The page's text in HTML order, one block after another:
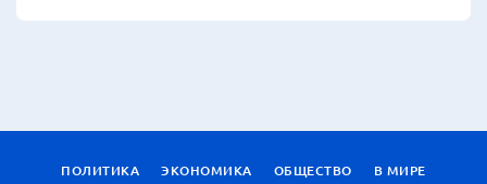
ПОЛИТИКА ЭКОНОМИКА ОБЩЕСТВО В МИРЕ